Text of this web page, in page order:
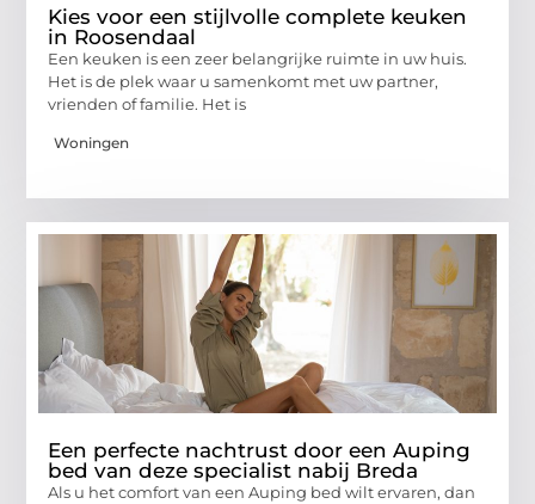
Kies voor een stijlvolle complete keuken
in Roosendaal
Een keuken is een zeer belangrijke ruimte in uw huis.
Het is de plek waar u samenkomt met uw partner,
vrienden of familie. Het is
Woningen
Een perfecte nachtrust door een Auping
bed van deze specialist nabij Breda
Als u het comfort van een Auping bed wilt ervaren, dan